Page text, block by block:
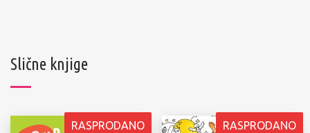
Slične knjige
RASPRODANO RASPRODANO